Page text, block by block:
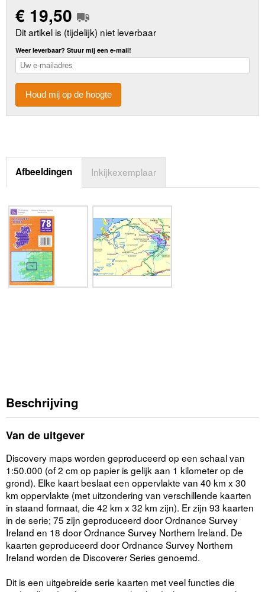
€ 19,50
Dit artikel is (tijdelijk) niet leverbaar
Weer leverbaar? Stuur mij een e-mail!
Houd mij op de hoogte
Afbeeldingen Inkijkexemplaar
Beschrijving
Van de uitgever
Discovery maps worden geproduceerd op een schaal van
1:50.000 (of 2 cm op papier is gelijk aan 1 kilometer op de
grond). Elke kaart beslaat een oppervlakte van 40 km x 30
km oppervlakte (met uitzondering van verschillende kaarten
in staand formaat, die 42 km x 32 km zijn). Er zijn 93 kaarten
in de serie; 75 zijn geproduceerd door Ordnance Survey
Ireland en 18 door Ordnance Survey Northern Ireland. De
kaarten geproduceerd door Ordnance Survey Northern
Ireland worden de Discoverer Series genoemd.
Dit is een uitgebreide serie kaarten met veel functies die